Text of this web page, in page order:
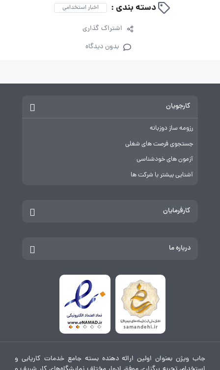
دسته بندی : اخبار استخدامی
اشتراک گذاری
بدون دیدگاه
کارجویان
رزومه ساز دوزبانه
جستجوی فرصت های شغلی
آزمون های خودشناسی
آشنایی بیشتر با شرکت ها
کارفرمایان
درباره ما
جاب ویژن بعنوان اولین ارائه دهنده بسته جامع خدمات کاریابی و